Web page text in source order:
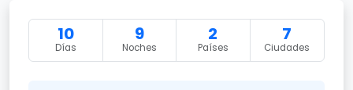
10
Días
9
Noches
2
Países
7
Ciudades